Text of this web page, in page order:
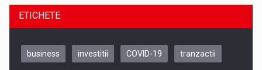
ETICHETE
business investitii COVID-19 tranzactii